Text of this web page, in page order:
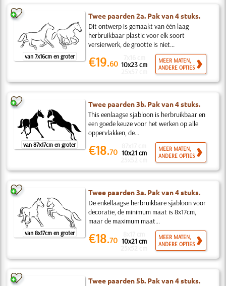
van 7x16cm en groter
Twee paarden 2a. Pak van 4 stuks.
Dit ontwerp is gemaakt van één laag
herbruikbaar plastic voor elk soort
versierwerk, de grootte is niet...
€19.60 10x23 cm
MEER MATEN,
ANDERE OPTIES
van 87x17cm en groter
Twee paarden 3b. Pak van 4 stuks.
This eenlaagse sjabloon is herbruikbaar en
een goede keuze voor het werken op alle
oppervlakken, de...
€18.70 10x21 cm
MEER MATEN,
ANDERE OPTIES
van 8x17cm en groter
Twee paarden 3a. Pak van 4 stuks.
De enkellaagse herbruikbare sjabloon voor
decoratie, de minimum maat is 8x17cm,
maar de maximum maat...
€18.70 10x21 cm
MEER MATEN,
ANDERE OPTIES
Twee paarden 5b. Pak van 4 stuks.